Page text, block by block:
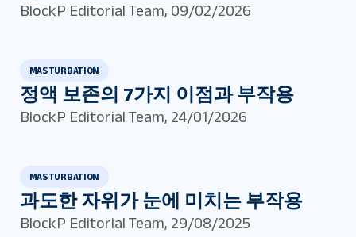
BlockP Editorial Team, 09/02/2026
MASTURBATION
정액 보존의 7가지 이점과 부작용
BlockP Editorial Team, 24/01/2026
MASTURBATION
과도한 자위가 눈에 미치는 부작용
BlockP Editorial Team, 29/08/2025